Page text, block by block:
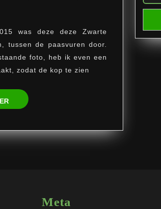
Specht
was deze deze Zwarte
tussen de paasvuren door.
foto, heb ik even een
zodat de kop te zien
LEES
MEER
Meta